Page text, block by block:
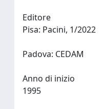
Editore
Pisa: Pacini, 1/2022
Anno di inizio